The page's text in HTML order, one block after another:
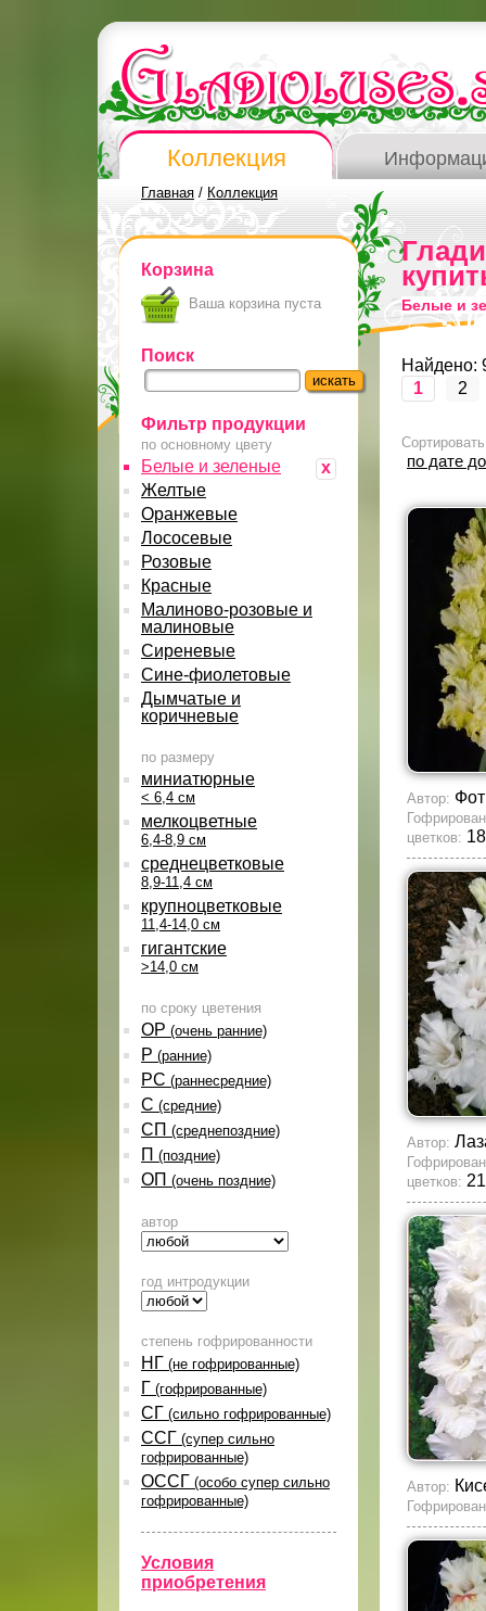
Коллекция
Главная / Коллекция
Корзина
Ваша корзина пуста
Поиск
Фильтр продукции
по основному цвету
x
Белые и зеленые
Желтые
Оранжевые
Лососевые
Розовые
Красные
Малиново-розовые и
малиновые
Сиреневые
Сине-фиолетовые
Дымчатые и
коричневые
по размеру
миниатюрные
< 6,4 см
мелкоцветные
6,4-8,9 см
среднецветковые
8,9-11,4 см
крупноцветковые
11,4-14,0 см
гигантские
>14,0 см
по сроку цветения
ОР (очень ранние)
Р (ранние)
РС (раннесредние)
С (средние)
СП (среднепоздние)
П (поздние)
ОП (очень поздние)
автор
год интродукции
степень гофрированности
НГ (не гофрированные)
Г (гофрированные)
СГ (сильно гофрированные)
ССГ (супер сильно
гофрированные)
ОССГ (особо супер сильно
гофрированные)
Условия
приобретения
Белые и
Найдено:
1
2
по дате
Автор:
цветков:
Автор:
цветков:
Автор: